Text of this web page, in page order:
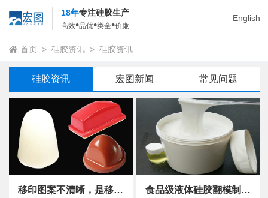
English
18年专注硅胶生产
高效•品优•类全•价廉
首页 > 硅胶资讯 > 硅胶资讯
硅胶资讯 宏图新闻 常见问题
移印图案不清晰，是移印胶头没选对吗？ 食品级液体硅胶翻模制作巧克力流程应该注意什么 ？